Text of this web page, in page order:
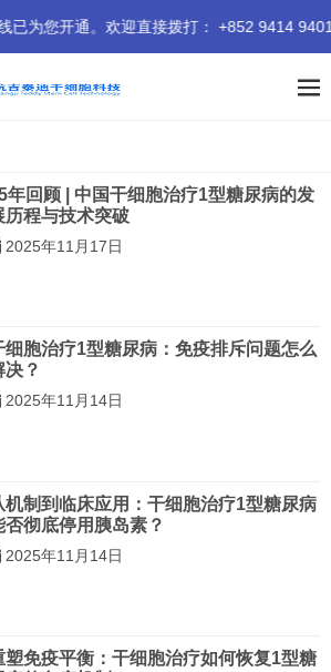
为您开通。欢迎直接拨打： +852 9414 9401
年回顾 | 中国干细胞治疗1型糖尿病的发
历程与技术突破
2025年11月17日
细胞治疗1型糖尿病：免疫排斥问题怎么
决？
2025年11月14日
机制到临床应用：干细胞治疗1型糖尿病
否彻底停用胰岛素？
2025年11月14日
塑免疫平衡：干细胞治疗如何恢复1型糖